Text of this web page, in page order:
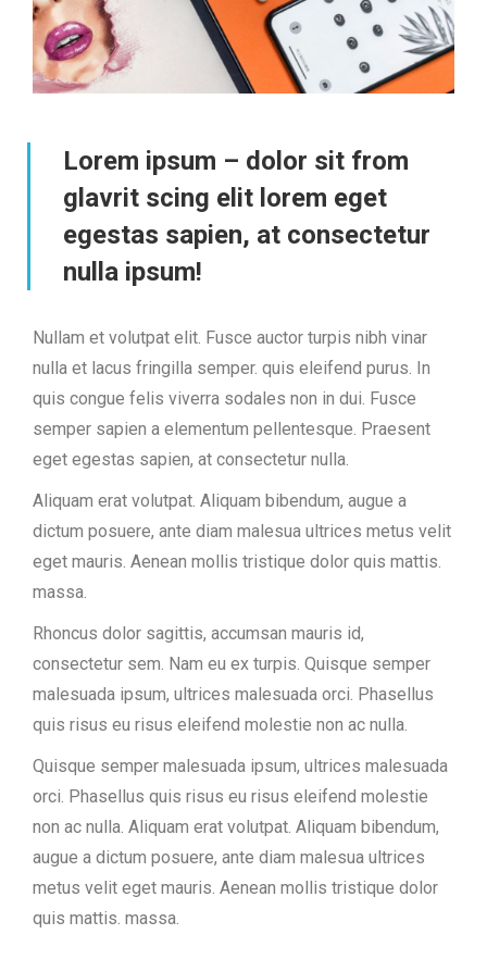
Lorem ipsum – dolor sit from
glavrit scing elit lorem eget
egestas sapien, at consectetur
nulla ipsum!
Nullam et volutpat elit. Fusce auctor turpis nibh vinar
nulla et lacus fringilla semper. quis eleifend purus. In
quis congue felis viverra sodales non in dui. Fusce
semper sapien a elementum pellentesque. Praesent
eget egestas sapien, at consectetur nulla.
Aliquam erat volutpat. Aliquam bibendum, augue a
dictum posuere, ante diam malesua ultrices metus velit
eget mauris. Aenean mollis tristique dolor quis mattis.
massa.
Rhoncus dolor sagittis, accumsan mauris id,
consectetur sem. Nam eu ex turpis. Quisque semper
malesuada ipsum, ultrices malesuada orci. Phasellus
quis risus eu risus eleifend molestie non ac nulla.
Quisque semper malesuada ipsum, ultrices malesuada
orci. Phasellus quis risus eu risus eleifend molestie
non ac nulla. Aliquam erat volutpat. Aliquam bibendum,
augue a dictum posuere, ante diam malesua ultrices
metus velit eget mauris. Aenean mollis tristique dolor
quis mattis. massa.